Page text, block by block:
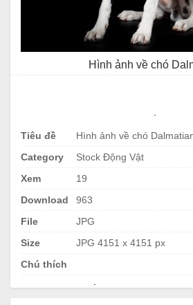
Hình ảnh về chó
Tiêu đề
Hình ảnh về chó
Category
Stock Động Vật
Xem
19
Download
963
File
JPG
Size
JPG 4151 x 4151 px
Chú thích